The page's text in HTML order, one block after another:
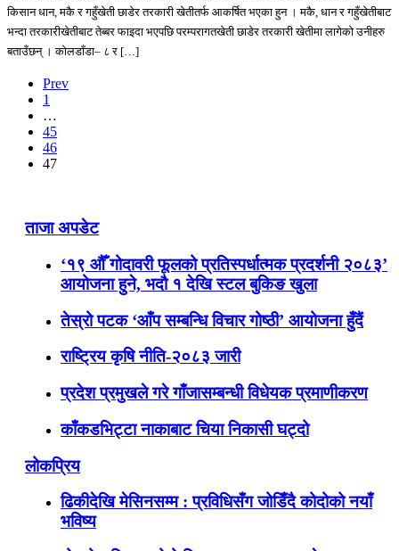
किसान धान, मकै र गहुँखेती छाडेर तरकारी खेतीतर्फ आकर्षित भएका हुन । मकै, धान र गहुँखेतीबाट
भन्दा तरकारीखेतीबाट तेब्बर फाइदा भएपछि परम्परागतखेती छाडेर तरकारी खेतीमा लागेको उनीहरु
बताउँछन् । कोलडाँडा– ८ र […]
Prev
1
…
45
46
47
ताजा अपडेट
‘१९ औँ गोदावरी फूलको प्रतिस्पर्धात्मक प्रदर्शनी २०८३’
आयोजना हुने, भदौ १ देखि स्टल बुकिङ खुला
तेस्रो पटक ‘आँप सम्बन्धि विचार गोष्ठी’ आयोजना हुँदैं
राष्ट्रिय कृषि नीति-२०८३ जारी
प्रदेश प्रमुखले गरे गाँजासम्बन्धी विधेयक प्रमाणीकरण
काँकडभिट्टा नाकाबाट चिया निकासी घट्दो
लोकप्रिय
ढिकीदेखि मेसिनसम्म : प्रविधिसँग जोडिँदै कोदोको नयाँ
भविष्य